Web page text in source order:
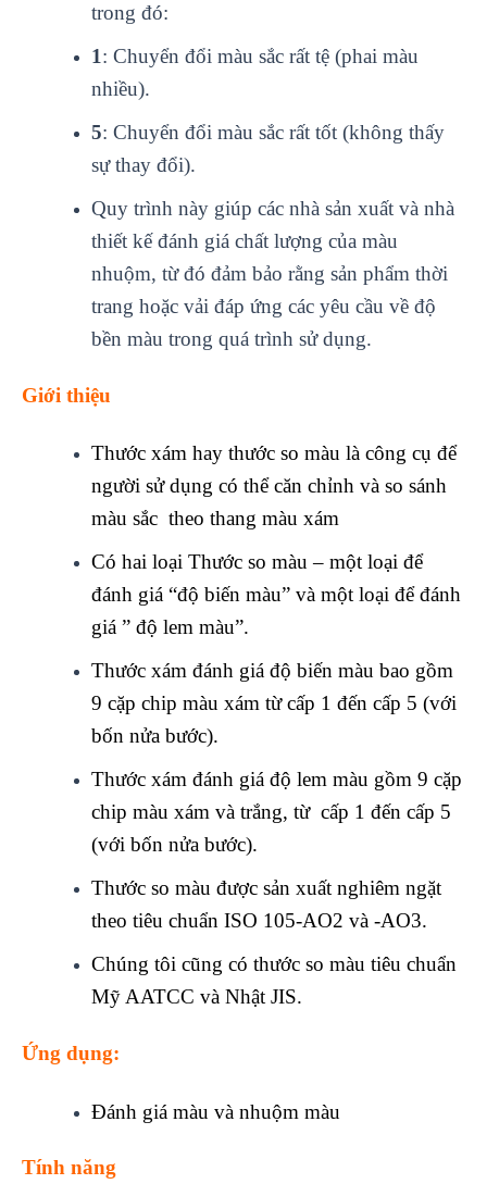
trong đó:
1: Chuyển đổi màu sắc rất tệ (phai màu
nhiều).
5: Chuyển đổi màu sắc rất tốt (không thấy
sự thay đổi).
Quy trình này giúp các nhà sản xuất và nhà
thiết kế đánh giá chất lượng của màu
nhuộm, từ đó đảm bảo rằng sản phẩm thời
trang hoặc vải đáp ứng các yêu cầu về độ
bền màu trong quá trình sử dụng.
Giới thiệu
Thước xám hay thước so màu là công cụ để
người sử dụng có thể căn chỉnh và so sánh
màu sắc theo thang màu xám
Có hai loại Thước so màu – một loại để
đánh giá “độ biến màu” và một loại để đánh
giá ” độ lem màu”.
Thước xám đánh giá độ biến màu bao gồm
9 cặp chip màu xám từ cấp 1 đến cấp 5 (với
bốn nửa bước).
Thước xám đánh giá độ lem màu gồm 9 cặp
chip màu xám và trắng, từ cấp 1 đến cấp 5
(với bốn nửa bước).
Thước so màu được sản xuất nghiêm ngặt
theo tiêu chuẩn ISO 105-AO2 và -AO3.
Chúng tôi cũng có thước so màu tiêu chuẩn
Mỹ AATCC và Nhật JIS.
Ứng dụng:
Đánh giá màu và nhuộm màu
Tính năng